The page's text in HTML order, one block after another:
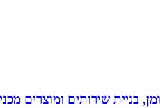
בניית שירותים ומוצרים